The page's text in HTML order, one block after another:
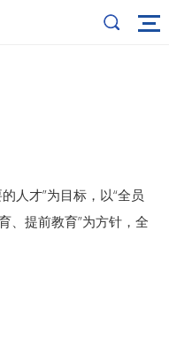
人才”为目标，以“全员
、提前教育”为方针，全